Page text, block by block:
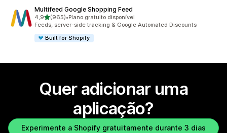
Multifeed Google Shopping Feed
4,9de 5 estrelas
(965)
965 total de avaliações
•Plano gratuito disponível
Feeds, server-side tracking & Google Automated Discounts
Built for Shopify
Quer adicionar uma
aplicação?
Experimente a Shopify gratuitamente durante 3 dias